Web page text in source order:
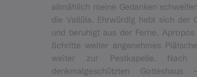
allmählich meine Gedanken
die Vallüla. Ehrwürdig hebt sich der
und beruhigt aus der Ferne.
Schritte weiter angenehmes
weiter zur Pestkapelle.
denkmalgeschützten